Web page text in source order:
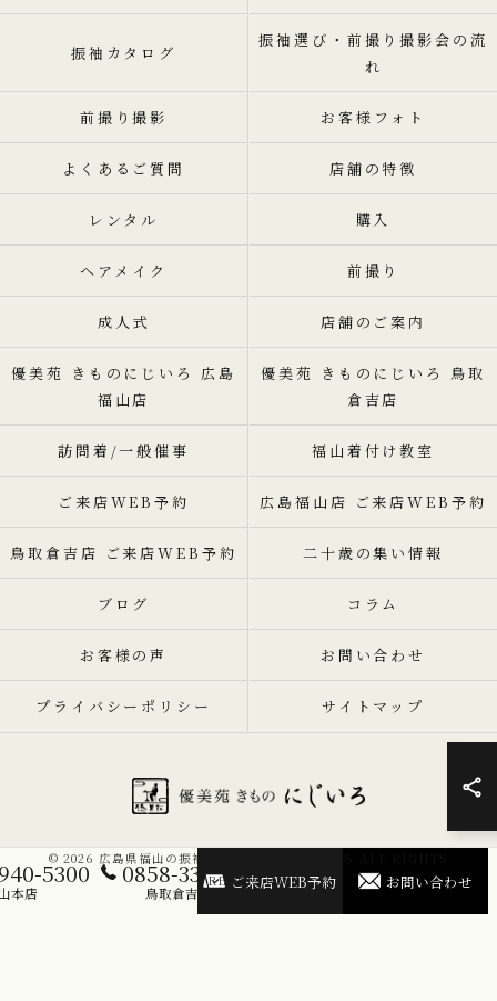
5300
本店
0858-33-5300
鳥取倉吉店
ご来店WEB予約 お問い合わせ
振袖カタログ
振袖選び・前撮り撮影会の流
れ
前撮り撮影 お客様フォト
よくあるご質問 店舗の特徴
レンタル 購入
ヘアメイク 前撮り
成人式 店舗のご案内
優美苑 きものにじいろ 広島
福山店
優美苑 きものにじいろ 鳥取
倉吉店
訪問着/一般催事 福山着付け教室
ご来店WEB予約 広島福山店 ご来店WEB予約
鳥取倉吉店 ご来店WEB予約 二十歳の集い情報
ブログ コラム
お客様の声 お問い合わせ
プライバシーポリシー サイトマップ
© 2026 広島県福山の振袖は優美苑 きものにじいろ ALL RIGHTS
RESERVED.